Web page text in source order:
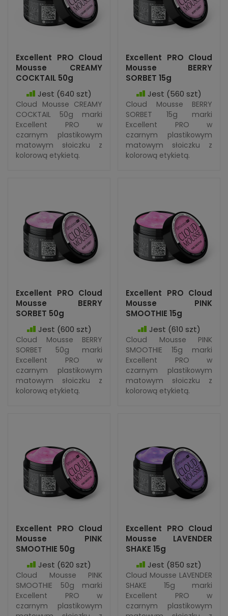
Excellent PRO Cloud
Mousse CREAMY
COCKTAIL 50g
Jest (640 szt)
Cloud Mousse CREAMY
COCKTAIL 50g marki
Excellent PRO w
czarnym plastikowym
matowym słoiczku z
kolorową etykietą.
Excellent PRO Cloud
Mousse BERRY
SORBET 15g
Jest (560 szt)
Cloud Mousse BERRY
SORBET 15g marki
Excellent PRO w
czarnym plastikowym
matowym słoiczku z
kolorową etykietą.
Excellent PRO Cloud
Mousse BERRY
SORBET 50g
Jest (600 szt)
Cloud Mousse BERRY
SORBET 50g marki
Excellent PRO w
czarnym plastikowym
matowym słoiczku z
kolorową etykietą.
Excellent PRO Cloud
Mousse PINK
SMOOTHIE 15g
Jest (610 szt)
Cloud Mousse PINK
SMOOTHIE 15g marki
Excellent PRO w
czarnym plastikowym
matowym słoiczku z
kolorową etykietą.
Excellent PRO Cloud
Mousse PINK
SMOOTHIE 50g
Jest (620 szt)
Cloud Mousse PINK
SMOOTHIE 50g marki
Excellent PRO w
czarnym plastikowym
Excellent PRO Cloud
Mousse LAVENDER
SHAKE 15g
Jest (850 szt)
Cloud Mousse LAVENDER
SHAKE 15g marki
Excellent PRO w
czarnym plastikowym